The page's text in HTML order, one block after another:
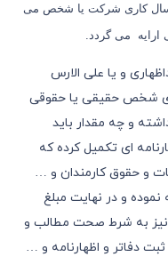
سال کاری شرکت یا شخص می
ارایه می گردد.
و یا علی الارس
شخص حقیقی یا حقوقی
و چه مقدار باید
ای تکمیل کرده که
و حقوق کارمندان و …
و در نهایت مبلغ
نیز به شرط صحت مطالب و
دفاتر و اظهارنامه و …